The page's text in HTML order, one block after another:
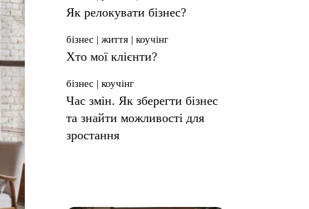
Як релокувати бізнес?
бізнес життя коучінг
Хто мої клієнти?
бізнес коучінг
Час змін. Як зберегти бізнес
та знайти можливості для
зростання